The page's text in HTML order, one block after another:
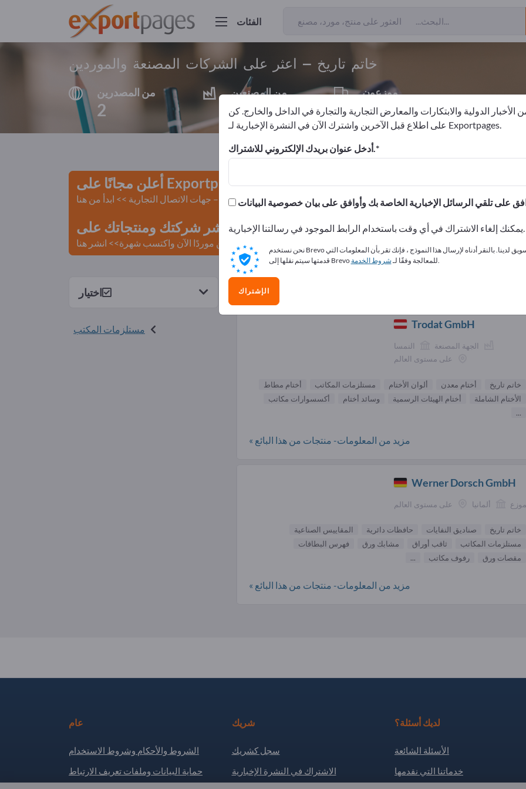
الفئات
خاتم تاريخ – اعثر على الشركات المصنعة والموردين
من المصدرين
2
من المصنعين
1
موزعون
1
أعلن مجانًا على Exportpages!
الاحتياجات – العروض – السلع المستعملة – جهات الاتصال التجارية >> ابدأ من هنا
انشر شركتك ومنتجاتك على Exportpages.
كن موردًا الآن واكتسب شهرة>> انشر هنا
اختيار
مستلزمات المكتب
الموردون خاتم تاريخ (2)
Trodat GmbH
الجهة المصنعة
النمسا
على مستوى العالم
خاتم تاريخ أختام معدن ألوان الأختام مستلزمات المكاتب
أختام مطاط
الأختام الشاملة
أختام الهيئات الرسمية وسائد أختام
أكسسوارات مكاتب
...
مزيد من المعلومات- منتجات من هذا البائع »
Werner Dorsch GmbH
ألمانيا على مستوى العالم
خاتم تاريخ صناديق النفايات حافظات دائرية
المقاييس الصناعية
مستلزمات المكاتب
ثاقب أوراق مشابك ورق
فهرس البطاقات
مقصات ورق
رفوف مكاتب ...
مزيد من المعلومات- منتجات من هذا البائع »
عام
الشروط والأحكام وشروط الاستخدام
حماية البيانات وملفات تعريف الارتباط
شريك
سجل كشريك
الاشتراك في النشرة الإخبارية
لديك أسئلة؟
الأسئلة الشائعة
خدماتنا التي نقدمها
الأخبار الدولية والابتكارات والمعارض التجارية والتجارة في الداخل والخارج. كن
على اطلاع قبل الآخرين واشترك الآن في النشرة الإخبارية لـ Exportpages.
أدخل عنوان بريدك الإلكتروني للاشتراك.
يمكنك إلغاء الاشتراك في أي وقت باستخدام الرابط الموجود في رسالتنا الإخبارية.
نحن نستخدم Brevo كمنصة تسويق لدينا. بالنقر أدناه لإرسال هذا النموذج ، فإنك تقر بأن المعلومات التي
قدمتها سيتم نقلها إلى Brevo للمعالجة وفقًا لـشروط الخدمة .
الإشتراك